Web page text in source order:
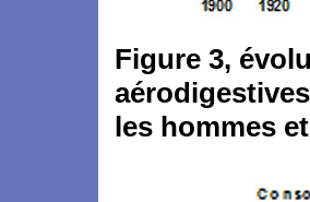
Figure 3,
les hommes